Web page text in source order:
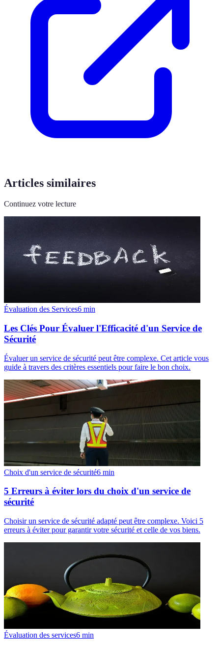
Articles similaires
Continuez votre lecture
Évaluation des Services6 min
Les Clés Pour Évaluer l'Efficacité d'un Service de
Sécurité
Évaluer un service de sécurité peut être complexe. Cet article vous
guide à travers des critères essentiels pour faire le bon choix.
Choix d'un service de sécurité6 min
5 Erreurs à éviter lors du choix d'un service de
sécurité
Choisir un service de sécurité adapté peut être complexe. Voici 5
erreurs à éviter pour garantir votre sécurité et celle de vos biens.
Évaluation des services6 min